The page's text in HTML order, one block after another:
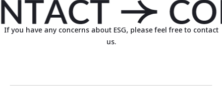
If you have any concerns about ESG, please feel free to contact
us.